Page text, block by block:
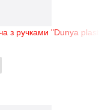
з ручками "Dunya plastik"